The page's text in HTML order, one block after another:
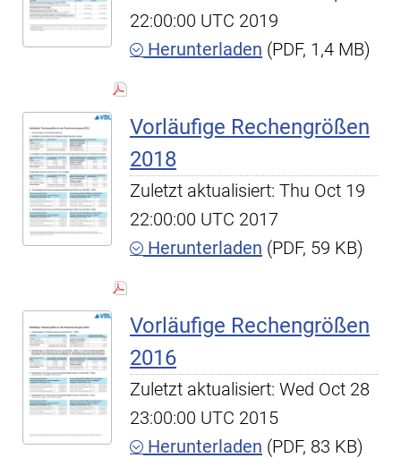
22:00:00 UTC 2019
Herunterladen (PDF, 1,4 MB)
Vorläufige Rechengrößen
2018
Zuletzt aktualisiert: Thu Oct 19
22:00:00 UTC 2017
Herunterladen (PDF, 59 KB)
Vorläufige Rechengrößen
2016
Zuletzt aktualisiert: Wed Oct 28
23:00:00 UTC 2015
Herunterladen (PDF, 83 KB)